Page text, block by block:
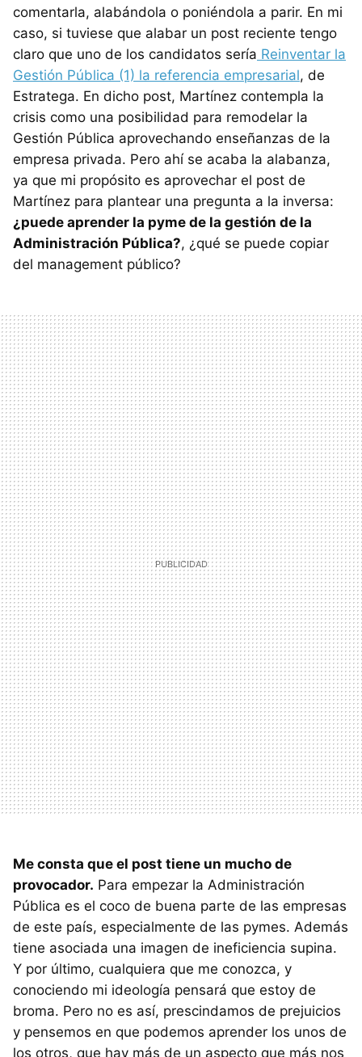
comentarla, alabándola o poniéndola a parir. En mi
caso, si tuviese que alabar un post reciente tengo
claro que uno de los candidatos sería Reinventar la
Gestión Pública (1) la referencia empresarial, de
Estratega. En dicho post, Martínez contempla la
crisis como una posibilidad para remodelar la
Gestión Pública aprovechando enseñanzas de la
empresa privada. Pero ahí se acaba la alabanza,
ya que mi propósito es aprovechar el post de
Martínez para plantear una pregunta a la inversa:
¿puede aprender la pyme de la gestión de la
Administración Pública?, ¿qué se puede copiar
del management público?
Me consta que el post tiene un mucho de
provocador. Para empezar la Administración
Pública es el coco de buena parte de las empresas
de este país, especialmente de las pymes. Además
tiene asociada una imagen de ineficiencia supina.
Y por último, cualquiera que me conozca, y
conociendo mi ideología pensará que estoy de
broma. Pero no es así, prescindamos de prejuicios
y pensemos en que podemos aprender los unos de
los otros, que hay más de un aspecto que más nos